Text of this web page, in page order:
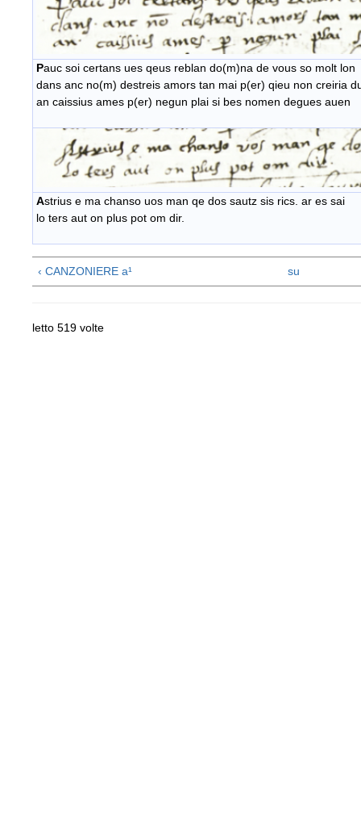
Pauc soi certans ues qeus reblan do(m)na de vous so molt lon
dans anc no(m) destreis amors tan mai p(er) qieu non creiria
an caissius ames p(er) negun plai si bes nomen degues auen
Astrius e ma chanso uos man qe dos sautz sis rics. ar es sai
lo ters aut on plus pot om dir.
‹ CANZONIERE a¹ su
letto 519 volte